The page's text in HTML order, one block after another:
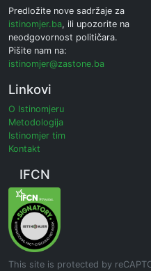
Predložite nove sadržaje za
istinomjer.ba, ili upozorite na
neodgovornost političara.
Pišite nam na:
istinomjer@zastone.ba
Linkovi
O Istinomjeru
Metodologija
Istinomjer tim
Kontakt
IFCN
This site is protected by